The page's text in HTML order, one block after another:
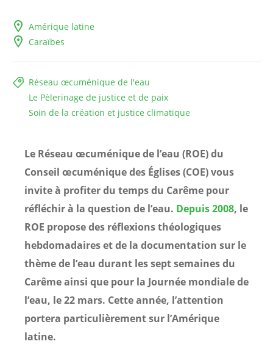
Amérique latine
Caraïbes
Réseau œcuménique de l'eau
Le Pèlerinage de justice et de paix
Soin de la création et justice climatique
Le Réseau œcuménique de l’eau (ROE) du
Conseil œcuménique des Églises (COE) vous
invite à profiter du temps du Carême pour
réfléchir à la question de l’eau. Depuis 2008, le
ROE propose des réflexions théologiques
hebdomadaires et de la documentation sur le
thème de l’eau durant les sept semaines du
Carême ainsi que pour la Journée mondiale de
l’eau, le 22 mars. Cette année, l’attention
portera particulièrement sur l’Amérique
latine.